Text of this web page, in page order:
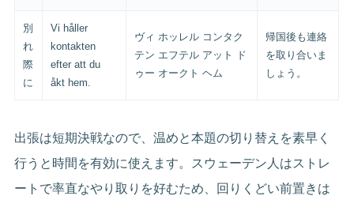
別
れ
際
に
Vi håller
kontakten
efter att du
åkt hem.
ヴィ ホッレル コンタク
テン エフテル アット ド
ゥー オークト ヘム
帰国後も連絡
を取り合いま
しょう。
出張は短期決戦なので、温めと本題の切り替えを素早く
行うと時間を有効に使えます。スウェーデン人はストレ
ートで率直なやり取りを好むため、回りくどい前置きは